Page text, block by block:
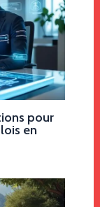
pour
en